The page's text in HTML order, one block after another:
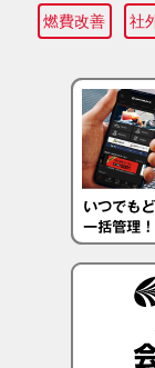
燃費改善 社